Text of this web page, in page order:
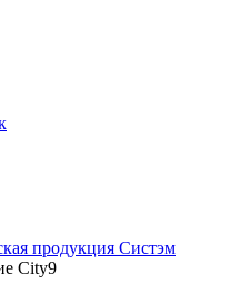
продукция Систэм
City9